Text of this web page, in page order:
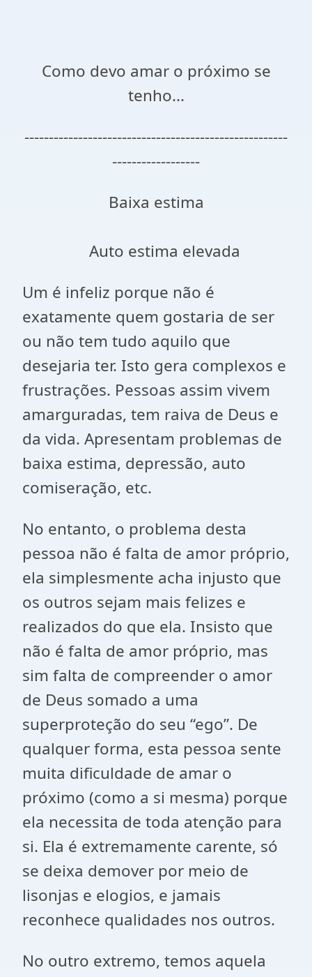
Como devo amar o próximo se
tenho...
------------------------------------------------------
------------------
Baixa estima
Auto estima elevada
Um é infeliz porque não é
exatamente quem gostaria de ser
ou não tem tudo aquilo que
desejaria ter. Isto gera complexos e
frustrações. Pessoas assim vivem
amarguradas, tem raiva de Deus e
da vida. Apresentam problemas de
baixa estima, depressão, auto
comiseração, etc.
No entanto, o problema desta
pessoa não é falta de amor próprio,
ela simplesmente acha injusto que
os outros sejam mais felizes e
realizados do que ela. Insisto que
não é falta de amor próprio, mas
sim falta de compreender o amor
de Deus somado a uma
superproteção do seu “ego”. De
qualquer forma, esta pessoa sente
muita dificuldade de amar o
próximo (como a si mesma) porque
ela necessita de toda atenção para
si. Ela é extremamente carente, só
se deixa demover por meio de
lisonjas e elogios, e jamais
reconhece qualidades nos outros.
No outro extremo, temos aquela